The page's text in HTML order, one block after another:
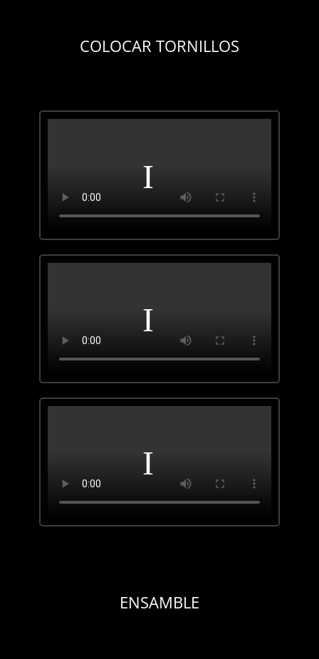
COLOCAR TORNILLOS
ENSAMBLE